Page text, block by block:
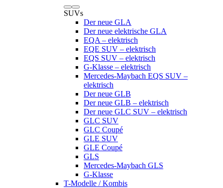
SUVs
Der neue GLA
Der neue elektrische GLA
EQA – elektrisch
EQE SUV – elektrisch
EQS SUV – elektrisch
G-Klasse – elektrisch
Mercedes-Maybach EQS SUV –
elektrisch
Der neue GLB
Der neue GLB – elektrisch
Der neue GLC SUV – elektrisch
GLC SUV
GLC Coupé
GLE SUV
GLE Coupé
GLS
Mercedes-Maybach GLS
G-Klasse
T-Modelle / Kombis